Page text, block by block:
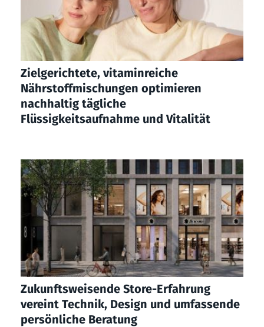
Zielgerichtete, vitaminreiche
Nährstoffmischungen optimieren
nachhaltig tägliche
Flüssigkeitsaufnahme und Vitalität
Zukunftsweisende Store-Erfahrung
vereint Technik, Design und umfassende
persönliche Beratung